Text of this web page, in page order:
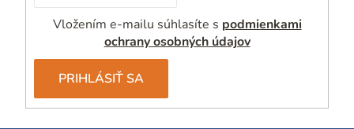
Vložením e-mailu súhlasíte s podmienkami
ochrany osobných údajov
PRIHLÁSIŤ SA